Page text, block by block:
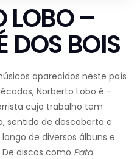
LOBO –
DOS BOIS
aparecidos neste país
Norberto Lobo é –
cujo trabalho tem
sentido de descoberta e
de diversos álbuns e
discos como Pata